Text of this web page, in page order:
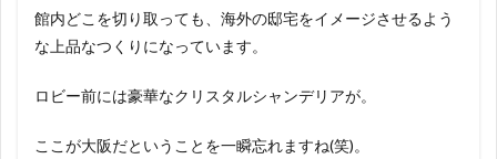
館内どこを切り取っても、海外の邸宅をイメージさせるよう
な上品なつくりになっています。
ロビー前には豪華なクリスタルシャンデリアが。
ここが大阪だということを一瞬忘れますね(笑)。